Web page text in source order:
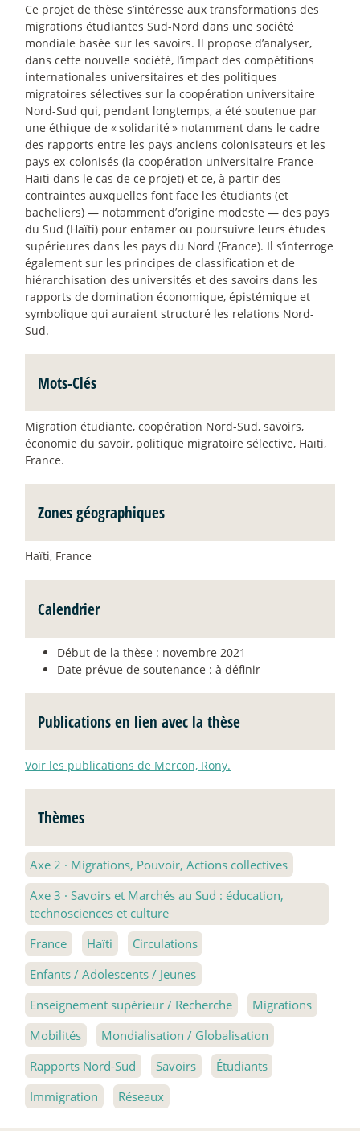
Ce projet de thèse s’intéresse aux transformations des
migrations étudiantes Sud-Nord dans une société
mondiale basée sur les savoirs. Il propose d’analyser,
dans cette nouvelle société, l’impact des compétitions
internationales universitaires et des politiques
migratoires sélectives sur la coopération universitaire
Nord-Sud qui, pendant longtemps, a été soutenue par
une éthique de «solidarité » notamment dans le cadre
des rapports entre les pays anciens colonisateurs et les
pays ex-colonisés (la coopération universitaire France-
Haïti dans le cas de ce projet) et ce, à partir des
contraintes auxquelles font face les étudiants (et
bacheliers) — notamment d’origine modeste — des pays
du Sud (Haïti) pour entamer ou poursuivre leurs études
supérieures dans les pays du Nord (France). Il s’interroge
également sur les principes de classification et de
hiérarchisation des universités et des savoirs dans les
rapports de domination économique, épistémique et
symbolique qui auraient structuré les relations Nord-
Sud.
Mots-Clés
Migration étudiante, coopération Nord-Sud, savoirs,
économie du savoir, politique migratoire sélective, Haïti,
France.
Zones géographiques
Haïti, France
Calendrier
Début de la thèse : novembre 2021
Date prévue de soutenance : à définir
Publications en lien avec la thèse
Voir les publications de Mercon, Rony.
Thèmes
Axe 2 · Migrations, Pouvoir, Actions collectives
Axe 3 · Savoirs et Marchés au Sud : éducation,
technosciences et culture
France
Haïti
Circulations
Enfants / Adolescents / Jeunes
Enseignement supérieur / Recherche
Migrations
Mobilités
Mondialisation / Globalisation
Rapports Nord-Sud
Savoirs
Étudiants
Immigration
Réseaux